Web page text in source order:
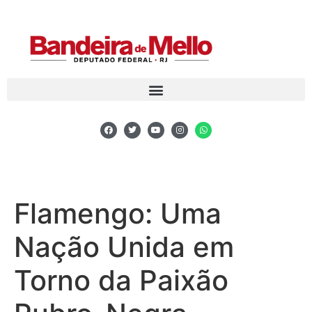
Flamengo: Uma
Nação Unida em
Torno da Paixão